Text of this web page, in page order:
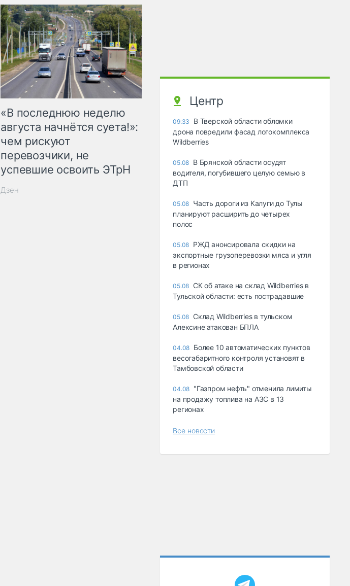
«В последнюю неделю
августа начнётся суета!»:
чем рискуют
перевозчики, не
успевшие освоить ЭТрН
Дзен
Центр
09:33
В Тверской области обломки
дрона повредили фасад логокомплекса
Wildberries
05.08 В Брянской области осудят
водителя, погубившего целую семью в
ДТП
05.08 Часть дороги из Калуги до Тулы
планируют расширить до четырех
полос
05.08 РЖД анонсировала скидки на
экспортные грузоперевозки мяса и угля
в регионах
05.08 СК об атаке на склад Wildberries в
Тульской области: есть пострадавшие
05.08 Склад Wildberries в тульском
Алексине атакован БПЛА
04.08 Более 10 автоматических пунктов
весогабаритного контроля установят в
Тамбовской области
04.08 "Газпром нефть" отменила лимиты
на продажу топлива на АЗС в 13
регионах
Все новости